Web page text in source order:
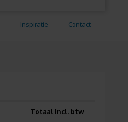
Inspiratie Contact
Totaal incl. btw